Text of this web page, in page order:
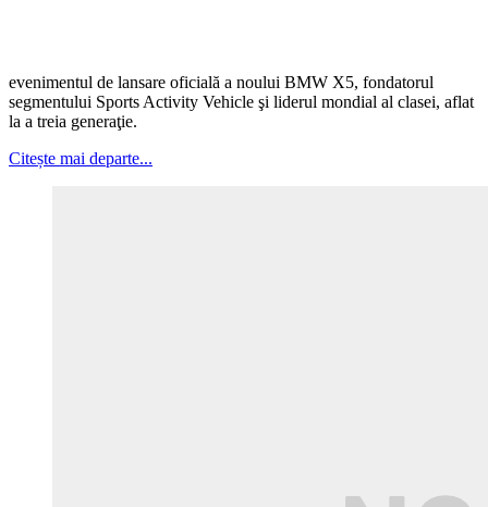
evenimentul de lansare oficială a noului BMW X5, fondatorul
segmentului Sports Activity Vehicle şi liderul mondial al clasei, aflat
la a treia generaţie.
Citește mai departe...